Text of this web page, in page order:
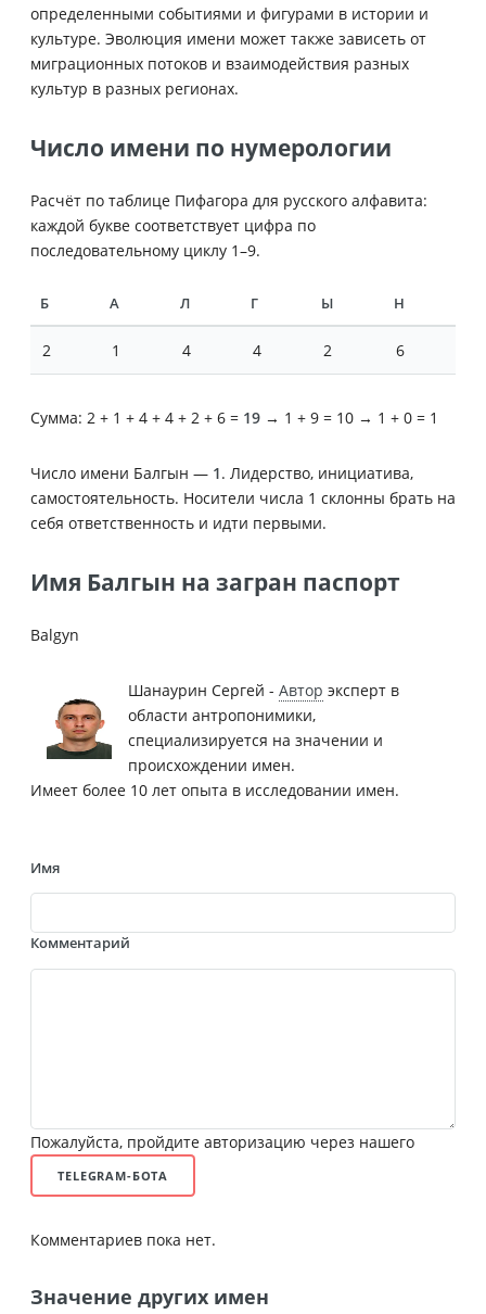
определенными событиями и фигурами в истории и
культуре. Эволюция имени может также зависеть от
миграционных потоков и взаимодействия разных
культур в разных регионах.
Число имени по нумерологии
Расчёт по таблице Пифагора для русского алфавита:
каждой букве соответствует цифра по
последовательному циклу 1–9.
Б А Л Г Ы Н
2 1 4 4 2 6
Сумма: 2 + 1 + 4 + 4 + 2 + 6 = 19 → 1 + 9 = 10 → 1 + 0 = 1
Число имени Балгын — 1. Лидерство, инициатива,
самостоятельность. Носители числа 1 склонны брать на
себя ответственность и идти первыми.
Имя Балгын на загран паспорт
Balgyn
Шанаурин Сергей - Автор эксперт в
области антропонимики,
специализируется на значении и
происхождении имен.
Имеет более 10 лет опыта в исследовании имен.
Имя
Комментарий
Пожалуйста, пройдите авторизацию через нашего
TELEGRAM-БОТА
Комментариев пока нет.
Значение других имен